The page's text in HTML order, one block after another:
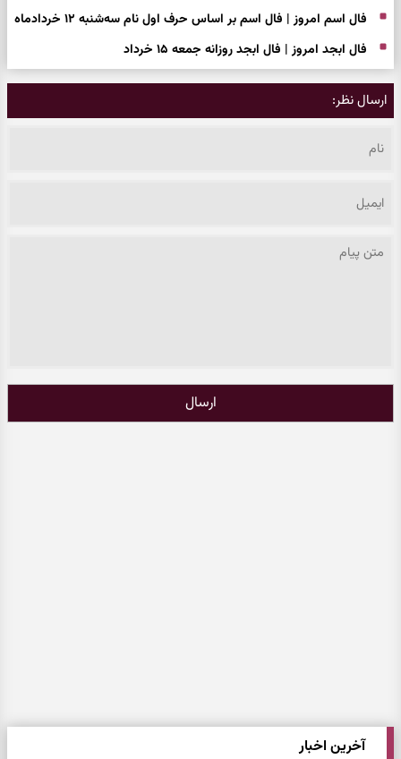
فال اسم امروز | فال اسم بر اساس حرف اول نام سه‌شنبه ۱۲ خردادماه
فال ابجد امروز | فال ابجد روزانه جمعه ۱۵ خرداد
ارسال نظر:
ارسال
آخرین اخبار